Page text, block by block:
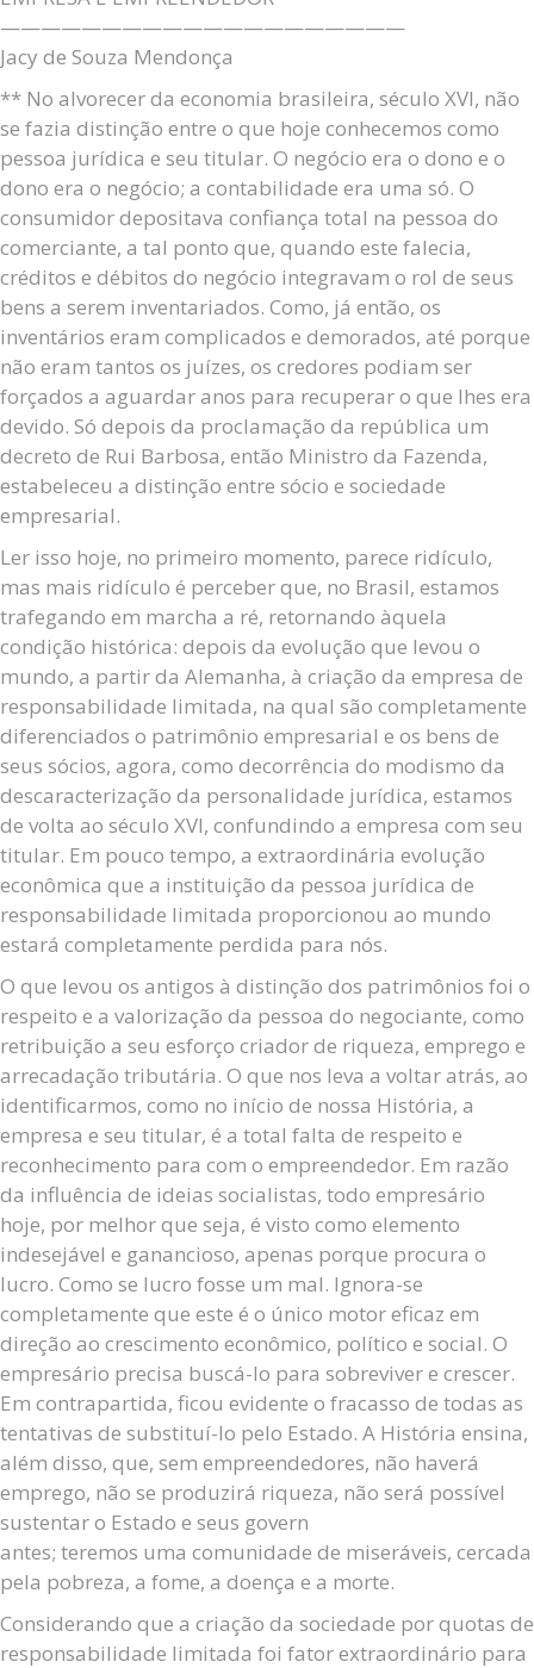
————————————————————
Jacy de Souza Mendonça
** No alvorecer da economia brasileira, século XVI, não
se fazia distinção entre o que hoje conhecemos como
pessoa jurídica e seu titular. O negócio era o dono e o
dono era o negócio; a contabilidade era uma só. O
consumidor depositava confiança total na pessoa do
comerciante, a tal ponto que, quando este falecia,
créditos e débitos do negócio integravam o rol de seus
bens a serem inventariados. Como, já então, os
inventários eram complicados e demorados, até porque
não eram tantos os juízes, os credores podiam ser
forçados a aguardar anos para recuperar o que lhes era
devido. Só depois da proclamação da república um
decreto de Rui Barbosa, então Ministro da Fazenda,
estabeleceu a distinção entre sócio e sociedade
empresarial.
Ler isso hoje, no primeiro momento, parece ridículo,
mas mais ridículo é perceber que, no Brasil, estamos
trafegando em marcha a ré, retornando àquela
condição histórica: depois da evolução que levou o
mundo, a partir da Alemanha, à criação da empresa de
responsabilidade limitada, na qual são completamente
diferenciados o patrimônio empresarial e os bens de
seus sócios, agora, como decorrência do modismo da
descaracterização da personalidade jurídica, estamos
de volta ao século XVI, confundindo a empresa com seu
titular. Em pouco tempo, a extraordinária evolução
econômica que a instituição da pessoa jurídica de
responsabilidade limitada proporcionou ao mundo
estará completamente perdida para nós.
O que levou os antigos à distinção dos patrimônios foi o
respeito e a valorização da pessoa do negociante, como
retribuição a seu esforço criador de riqueza, emprego e
arrecadação tributária. O que nos leva a voltar atrás, ao
identificarmos, como no início de nossa História, a
empresa e seu titular, é a total falta de respeito e
reconhecimento para com o empreendedor. Em razão
da influência de ideias socialistas, todo empresário
hoje, por melhor que seja, é visto como elemento
indesejável e ganancioso, apenas porque procura o
lucro. Como se lucro fosse um mal. Ignora-se
completamente que este é o único motor eficaz em
direção ao crescimento econômico, político e social. O
empresário precisa buscá-lo para sobreviver e crescer.
Em contrapartida, ficou evidente o fracasso de todas as
tentativas de substituí-lo pelo Estado. A História ensina,
além disso, que, sem empreendedores, não haverá
emprego, não se produzirá riqueza, não será possível
sustentar o Estado e seus govern
antes; teremos uma comunidade de miseráveis, cercada
pela pobreza, a fome, a doença e a morte.
Considerando que a criação da sociedade por quotas de
responsabilidade limitada foi fator extraordinário para